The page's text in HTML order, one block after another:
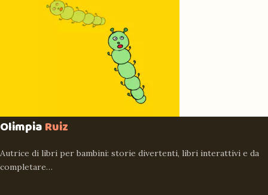
OlimpiaRuiz
Autrice di libri per bambini: storie divertenti, libri interattivi e da
completare…